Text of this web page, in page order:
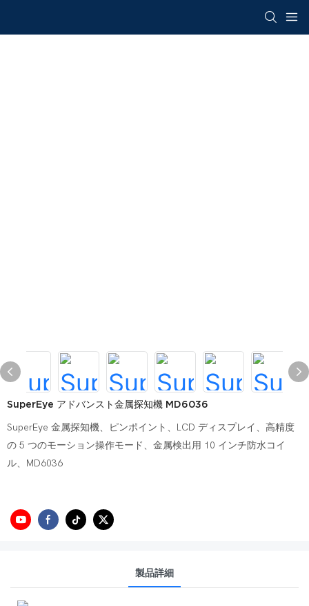
SuperEye アドバンスト金属探知機 MD6036
SuperEye 金属探知機、ピンポイント、LCD ディスプレイ、高精度
の 5 つのモーション操作モード、金属検出用 10 インチ防水コイ
ル、MD6036
製品詳細